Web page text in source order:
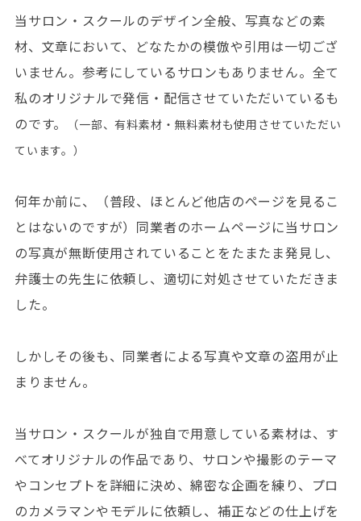
当サロン・スクールのデザイン全般、写真などの素
材、文章において、どなたかの模倣や引用は一切ござ
いません。参考にしているサロンもありません。全て
私のオリジナルで発信・配信させていただいているも
のです。
（一部、有料素材・無料素材も使用させていただい
ています。）
何年か前に、（普段、ほとんど他店のページを見るこ
とはないのですが）同業者のホームページに当サロン
の写真が無断使用されていることをたまたま発見し、
弁護士の先生に依頼し、適切に対処させていただきま
した。
しかしその後も、同業者による写真や文章の盗用が止
まりません。
当サロン・スクールが独自で用意している素材は、す
べてオリジナルの作品であり、サロンや撮影のテーマ
やコンセプトを詳細に決め、綿密な企画を練り、プロ
のカメラマンやモデルに依頼し、補正などの仕上げを